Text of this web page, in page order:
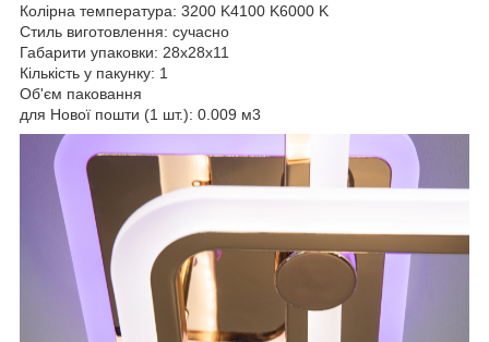
Колірна температура: 3200 K4100 K6000 K
Стиль виготовлення: сучасно
Габарити упаковки: 28x28x11
Кількість у пакунку: 1
Об'єм паковання
для Нової пошти (1 шт.): 0.009 м3